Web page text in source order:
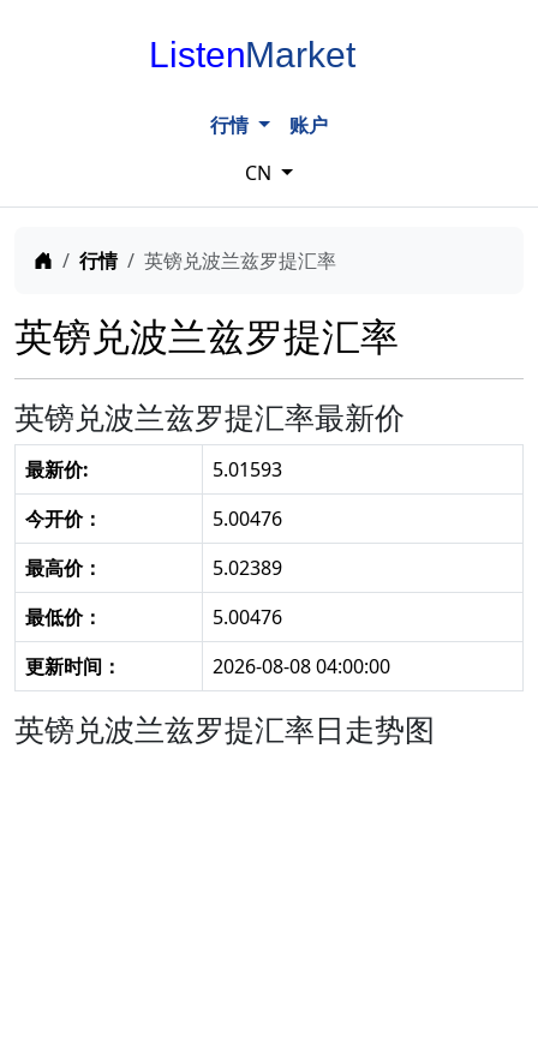
ListenMarket
行情
账户
CN
Home
行情 英镑兑波兰兹罗提汇率
英镑兑波兰兹罗提汇率
英镑兑波兰兹罗提汇率最新价
最新价:
5.01593
今开价：
5.00476
最高价：
5.02389
最低价：
5.00476
更新时间：
2026-08-08 04:00:00
英镑兑波兰兹罗提汇率日走势图